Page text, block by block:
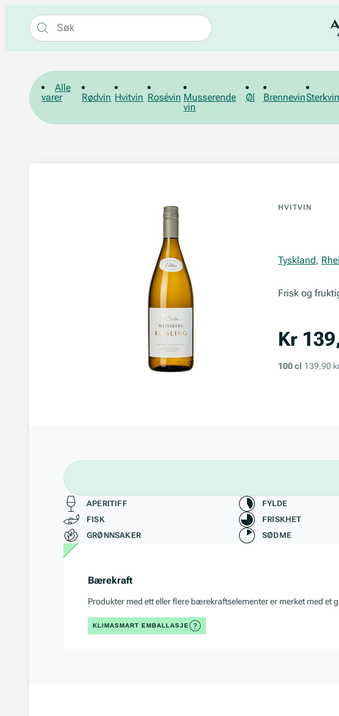
Alle
varer
Rødvin Hvitvin Rosévin Musserende
vin
Øl BrennevinSterkvin
HVITVIN
Tyskland,
Frisk og
Kr
100 cl 139,90
Passer til
APERITIFF
FISK
GRØNNSAKER
Karakteristikk
FYLDE
FRISKHET
SØDME
Bærekraft
Produkter med ett eller flere bærekraftselementer er merket med et
KLIMASMART EMBALLASJE